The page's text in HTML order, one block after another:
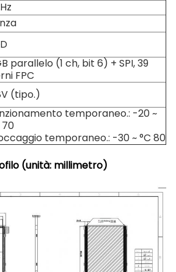
parallelo (1 ch, bit 6) + SPI, 39
FPC
(tipo.)
temporaneo.: -20 ~
70
temporaneo.: -30 ~ °C 80
(unità: millimetro)